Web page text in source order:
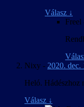
Válasz ↓
Freel
Nixy - 2020. dec.
Heló. Hádészhoz
Válasz ↓